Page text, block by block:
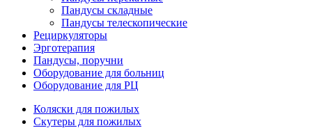
Пандусы складные
Пандусы телескопические
Рециркуляторы
Эрготерапия
Пандусы, поручни
Оборудование для больниц
Оборудование для РЦ
Коляски для пожилых
Скутеры для пожилых